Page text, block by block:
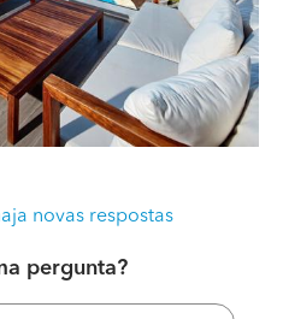
este trabalho?
este trabalho.
novas respostas
pergunta?